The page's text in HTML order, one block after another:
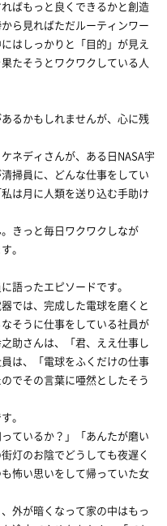
ばもっと良くできるかと創造
ら見ればただルーティンワー
はしっかりと「目的」が見え
たそうとワクワクしている人
るかもしれませんが、心に残
ネディさんが、ある日NASA宇
掃員に、どんな仕事をしてい
は月に人類を送り込む手助け
きっと毎日ワクワクしなが
。
語ったエピソードです。
では、完成した電球を磨くと
そうに仕事をしている社員が
助さんは、「君、ええ仕事し
は、「電球をふくだけの仕事
でその言葉に唖然としたそう
。
ているか？」「あんたが磨い
灯のお陰でどうしても夜遅く
怖い思いをして帰っていた女
外が暗くなって家の中はもっ